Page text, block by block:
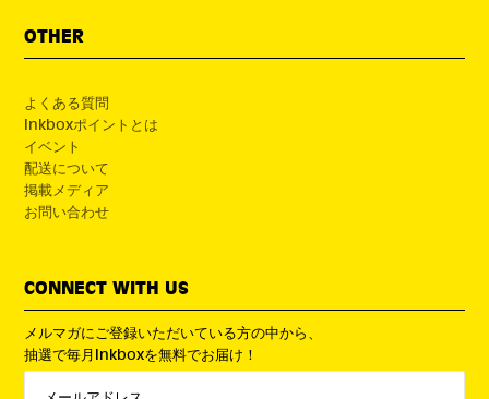
OTHER
よくある質問
Inkboxポイントとは
イベント
配送について
掲載メディア
お問い合わせ
CONNECT WITH US
メルマガにご登録いただいている方の中から、
抽選で毎月Inkboxを無料でお届け！